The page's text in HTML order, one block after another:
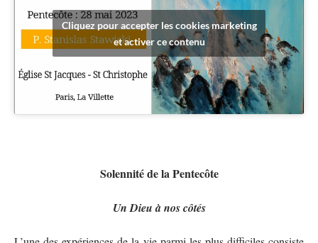
Cliquez pour accepter les cookies marketing
et activer ce contenu
Solennité de la Pentecôte
Un Dieu à nos côtés